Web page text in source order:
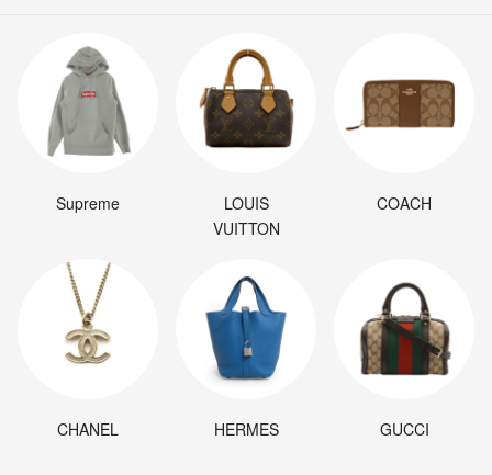
Supreme
LOUIS
VUITTON
COACH
CHANEL HERMES GUCCI